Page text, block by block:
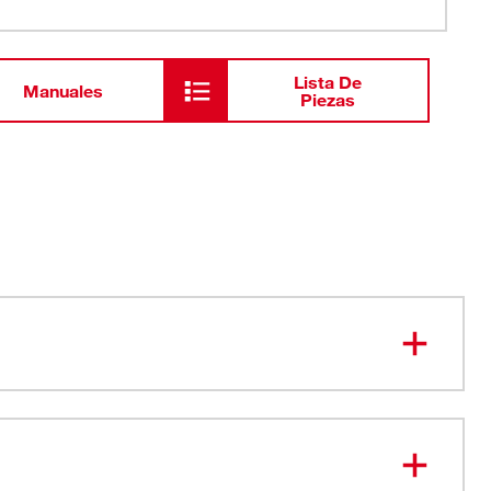
Manuales
Lista De
Piezas
cabeza escariadora - Elimina los bordes ásperos de